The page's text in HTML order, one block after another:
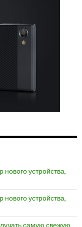
нового устройства,
нового устройства,
самую свежую